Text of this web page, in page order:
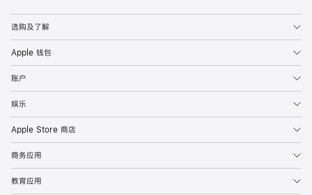
选购及了解
Apple 钱包
账户
娱乐
Apple Store 商店
商务应用
教育应用